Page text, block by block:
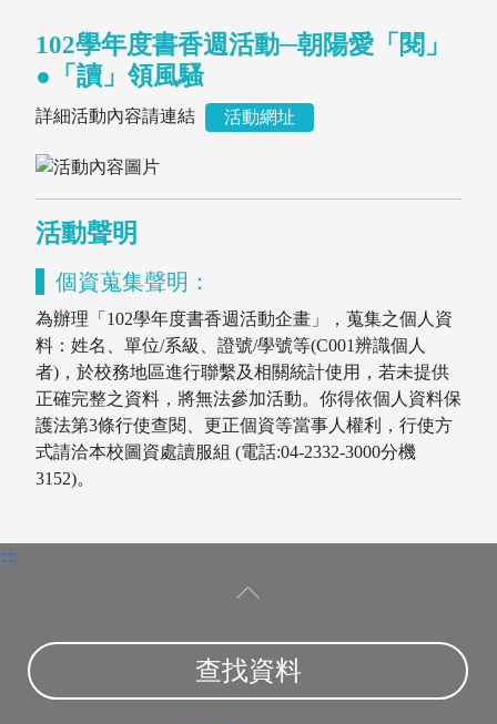
圖書薦購
102學年度書香週活動─朝陽愛「閱」
●「讀」領風騷
詳細活動內容請連結 活動網址
活動聲明
個資蒐集聲明：
為辦理「102學年度書香週活動企畫」，蒐集之個人資
料：姓名、單位/系級、證號/學號等(C001辨識個人
者)，於校務地區進行聯繫及相關統計使用，若未提供
正確完整之資料，將無法參加活動。你得依個人資料保
護法第3條行使查閱、更正個資等當事人權利，行使方
式請洽本校圖資處讀服組 (電話:04-2332-3000分機
3152)。
:::
查找資料